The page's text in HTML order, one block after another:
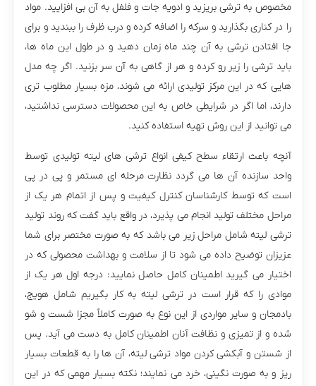
مخصوص به ترشی بریزید و ادویه جات و فلفل به آن بی افزایید. مواد
را در کناری بگذارید و سرکه را اضافه کرده و درب ظرف را ببندید و برای
جا افتادن ترشی به آن چند ماه زمان دهید و در طول این ماه ها،
باید ترشی را زیر رو کرده و هر از گاهی به آن سر بزنید. اگر چه مدل
هایی که در این مرکز تولیدی ارائه می شوند، مزه بسیار مطلوب تری
دارند، اما اگر در شرایطی خاص به این محصولات دسترسی نداشتید،
می توانید از این روش تهیه استفاده کنید.
آنچه باعث ارتقاء سطح کیفی انواع ترشی های لیته تولیدی توسط
واحد سازنده آن ها می‌ گردد نظارت مرحله‌ ای مستمر و پی‌ در پی
است که توسط کارشناسان کنترل کیفیت و پس از اتمام هر یک از
مراحل مختلف تولید انجام می پذیرد، در واقع باید گفت که روند تولید
ترشی لیته شامل مراحل زیر می باشد که به صورت مختصر برای شما
عزیزان توضیح داده می شود تا از سلامت و بهداشت محصولی که در
اختیار می‌ گیرید اطمینان کامل حاصل نمایید: درجه اول هر یک از
موادی را که قرار است در ترشی لیته به کار بگیریم شامل هویج،
بادمجان و سایر مواردی از این نوع به صورت کاملاً مجزا شست و شو
شده و از تمیزی و نظافت آنان اطمینان کامل به دست می آید. پس
از شستن و آبکشی کردن مواد ترشی لیته، آن‌ ها را به قطعات بسیار
ریز و به صورت نگینی، خرد می نمایند؛ نکته بسیار مهمی که در این